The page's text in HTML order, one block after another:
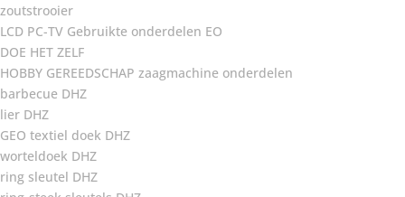
zoutstrooier
LCD PC-TV Gebruikte onderdelen EO
DOE HET ZELF
HOBBY GEREEDSCHAP zaagmachine onderdelen
barbecue DHZ
lier DHZ
GEO textiel doek DHZ
worteldoek DHZ
ring sleutel DHZ